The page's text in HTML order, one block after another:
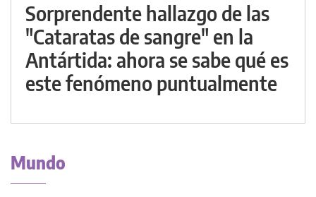
Sorprendente hallazgo de las
"Cataratas de sangre" en la
Antártida: ahora se sabe qué es
este fenómeno puntualmente
Mundo